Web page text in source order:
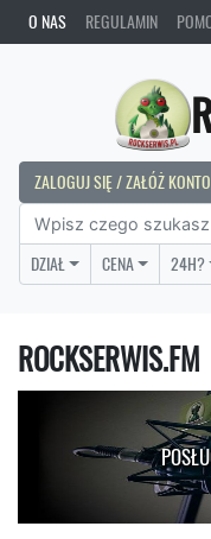
O NAS REGULAMIN
ZALOGUJ SIĘ / ZAŁÓŻ KONTO
DZIAŁ CENA 24H?
ROCKSERWIS.FM